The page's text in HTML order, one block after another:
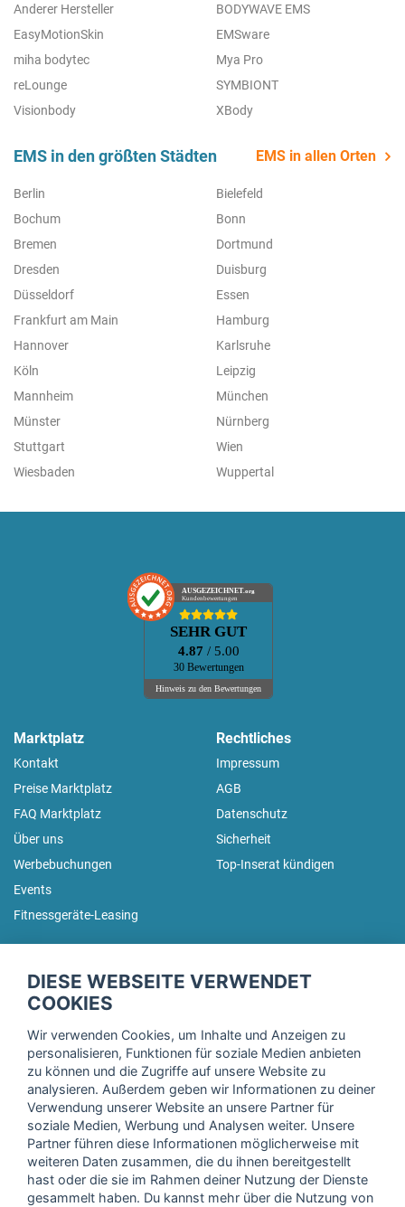
Anderer Hersteller
BODYWAVE EMS
EasyMotionSkin
EMSware
miha bodytec
Mya Pro
reLounge
SYMBIONT
Visionbody
XBody
EMS in den größten Städten EMS in allen Orten
Berlin
Bielefeld
Bochum
Bonn
Bremen
Dortmund
Dresden
Duisburg
Düsseldorf
Essen
Frankfurt am Main
Hamburg
Hannover
Karlsruhe
Köln
Leipzig
Mannheim
München
Münster
Nürnberg
Stuttgart
Wien
Wiesbaden
Wuppertal
AUSGEZEICHNET.org
Kundenbewertungen
SEHR GUT
4.87 / 5.00
30 Bewertungen
Hinweis zu den Bewertungen
Marktplatz
Kontakt
Preise Marktplatz
FAQ Marktplatz
Über uns
Werbebuchungen
Events
Fitnessgeräte-Leasing
Rechtliches
Impressum
AGB
Datenschutz
Sicherheit
Top-Inserat kündigen
Trage dich hier für unseren Newsletter ein und erhalte regelmäßig
Ich stimme der Verarbeitung meiner Daten, wie in der
Einwilligungserklärungder fitnessmarkt.de services GmbH
beschrieben, zu und bestätige, dass ich das 16. Lebensjahr
vollendet habe. Ich kann diese Einwilligung jederzeit mit
Wirkung für die Zukunft widerrufen. Weitere Informationen
DIESE WEBSEITE VERWENDET
COOKIES
Wir verwenden Cookies, um Inhalte und Anzeigen zu
personalisieren, Funktionen für soziale Medien anbieten
zu können und die Zugriffe auf unsere Website zu
analysieren. Außerdem geben wir Informationen zu deiner
Verwendung unserer Website an unsere Partner für
soziale Medien, Werbung und Analysen weiter. Unsere
Partner führen diese Informationen möglicherweise mit
weiteren Daten zusammen, die du ihnen bereitgestellt
hast oder die sie im Rahmen deiner Nutzung der Dienste
gesammelt haben. Du kannst mehr über die Nutzung von